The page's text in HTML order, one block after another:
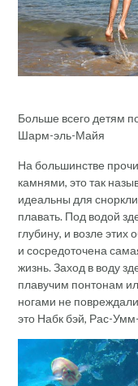
Больше всего детям
Шарм-эль-Майя
На большинстве
камнями, это так
идеальны для
плавать. Под водой
глубину, и возле этих
и сосредоточена
жизнь. Заход в воду
плавучим понтонам
ногами не
это Набк бэй, Рас-